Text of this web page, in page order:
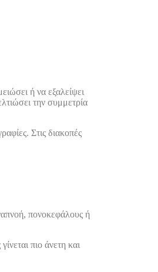
ή να εξαλείψει
την συμμετρία
Στις διακοπές
πονοκεφάλους ή
πιο άνετη και